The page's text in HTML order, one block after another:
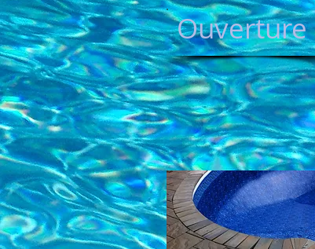
Ouverture